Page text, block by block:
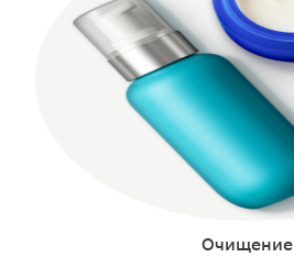
Очищение